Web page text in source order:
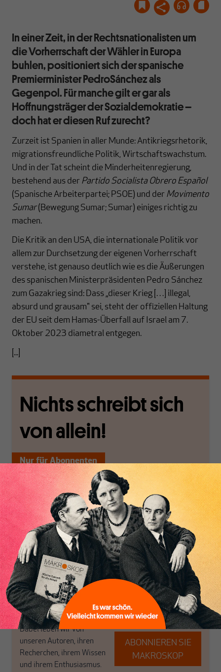
Inhaltsverzeichnis
In einer Zeit, in der Rechtsnationalisten um
die Vorherrschaft der Wähler in Europa
buhlen, positioniert sich der spanische
Premierminister PedroSánchez als
Gegenpol. Für manche gilt er gar als
Hoffnungsträger der Sozialdemokratie –
doch hat er diesen Ruf zurecht?
Zurzeit ist Spanien in aller Munde: Antikriegsrhetorik,
migrationsfreundliche Politik, Wirtschaftswachstum.
Und in der Tat scheint die Minderheitenregierung,
bestehend aus der Partido Socialista Obrero Español
(Spanische Arbeiterpartei; PSOE) und der Movimento
Sumar(Bewegung Sumar; Sumar) einiges richtig zu
machen.
Die Kritik an den USA, die internationale Politik vor
allem zur Durchsetzung der eigenen Vorherrschaft
verstehe, ist genauso deutlich wie es die Äußerungen
des spanischen Ministerpräsidenten Pedro Sánchez
zum Gazakrieg sind: Dass „dieser Krieg […] illegal,
absurd und grausam" sei, steht der offiziellen Haltung
der EU seit dem Hamas-Überfall auf Israel am 7.
Oktober 2023 diametral entgegen.
[...]
Nichts schreibt sich
von allein!
Nur für Abonnenten
MAKROSKOP analysiert
wirtschaftspolitische
Themen aus einer
postkeynesianischen
Perspektive und ist damit
in Deutschland einzigartig.
MAKROSKOP steht für
das große Ganze. Wir
haben einen Blick auf
Geld, Wirtschaft und
Politik, den Sie so
woanders nicht finden.
Dabei leben wir von
unseren Autoren, ihren
Recherchen, ihrem Wissen
und ihrem Enthusiasmus.
Wir verlassen die
journalistische Filterblase,
in der sich viele
eingerichtet haben. Wir
öffnen Fenster und
bringen frische Luft in die
engen und verstaubten
Debattenräume.
Brauchen Sie auch frische
Luft? Dann folgen Sie
einfach dem Button.
ABONNIEREN SIE
MAKROSKOP